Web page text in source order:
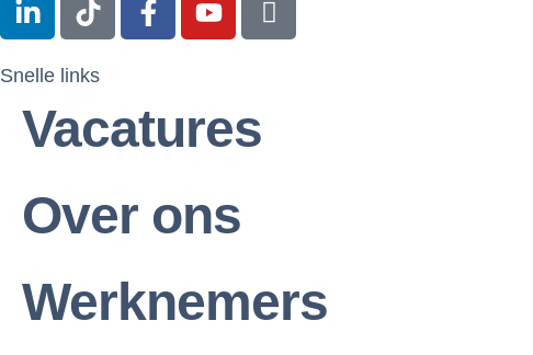
Snelle links
Vacatures
Over ons
Werknemers